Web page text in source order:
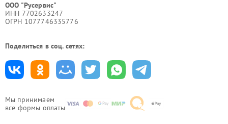
Мы принимаем
все формы оплаты
ООО "Русервис"
ИНН 7702633247
ОГРН 1077746335776
Поделиться в соц. сетях: